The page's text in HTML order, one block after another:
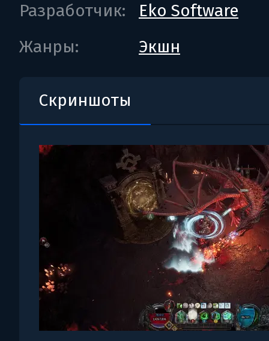
Разработчик:
Eko Software
Жанры:
Экшн
Скриншоты